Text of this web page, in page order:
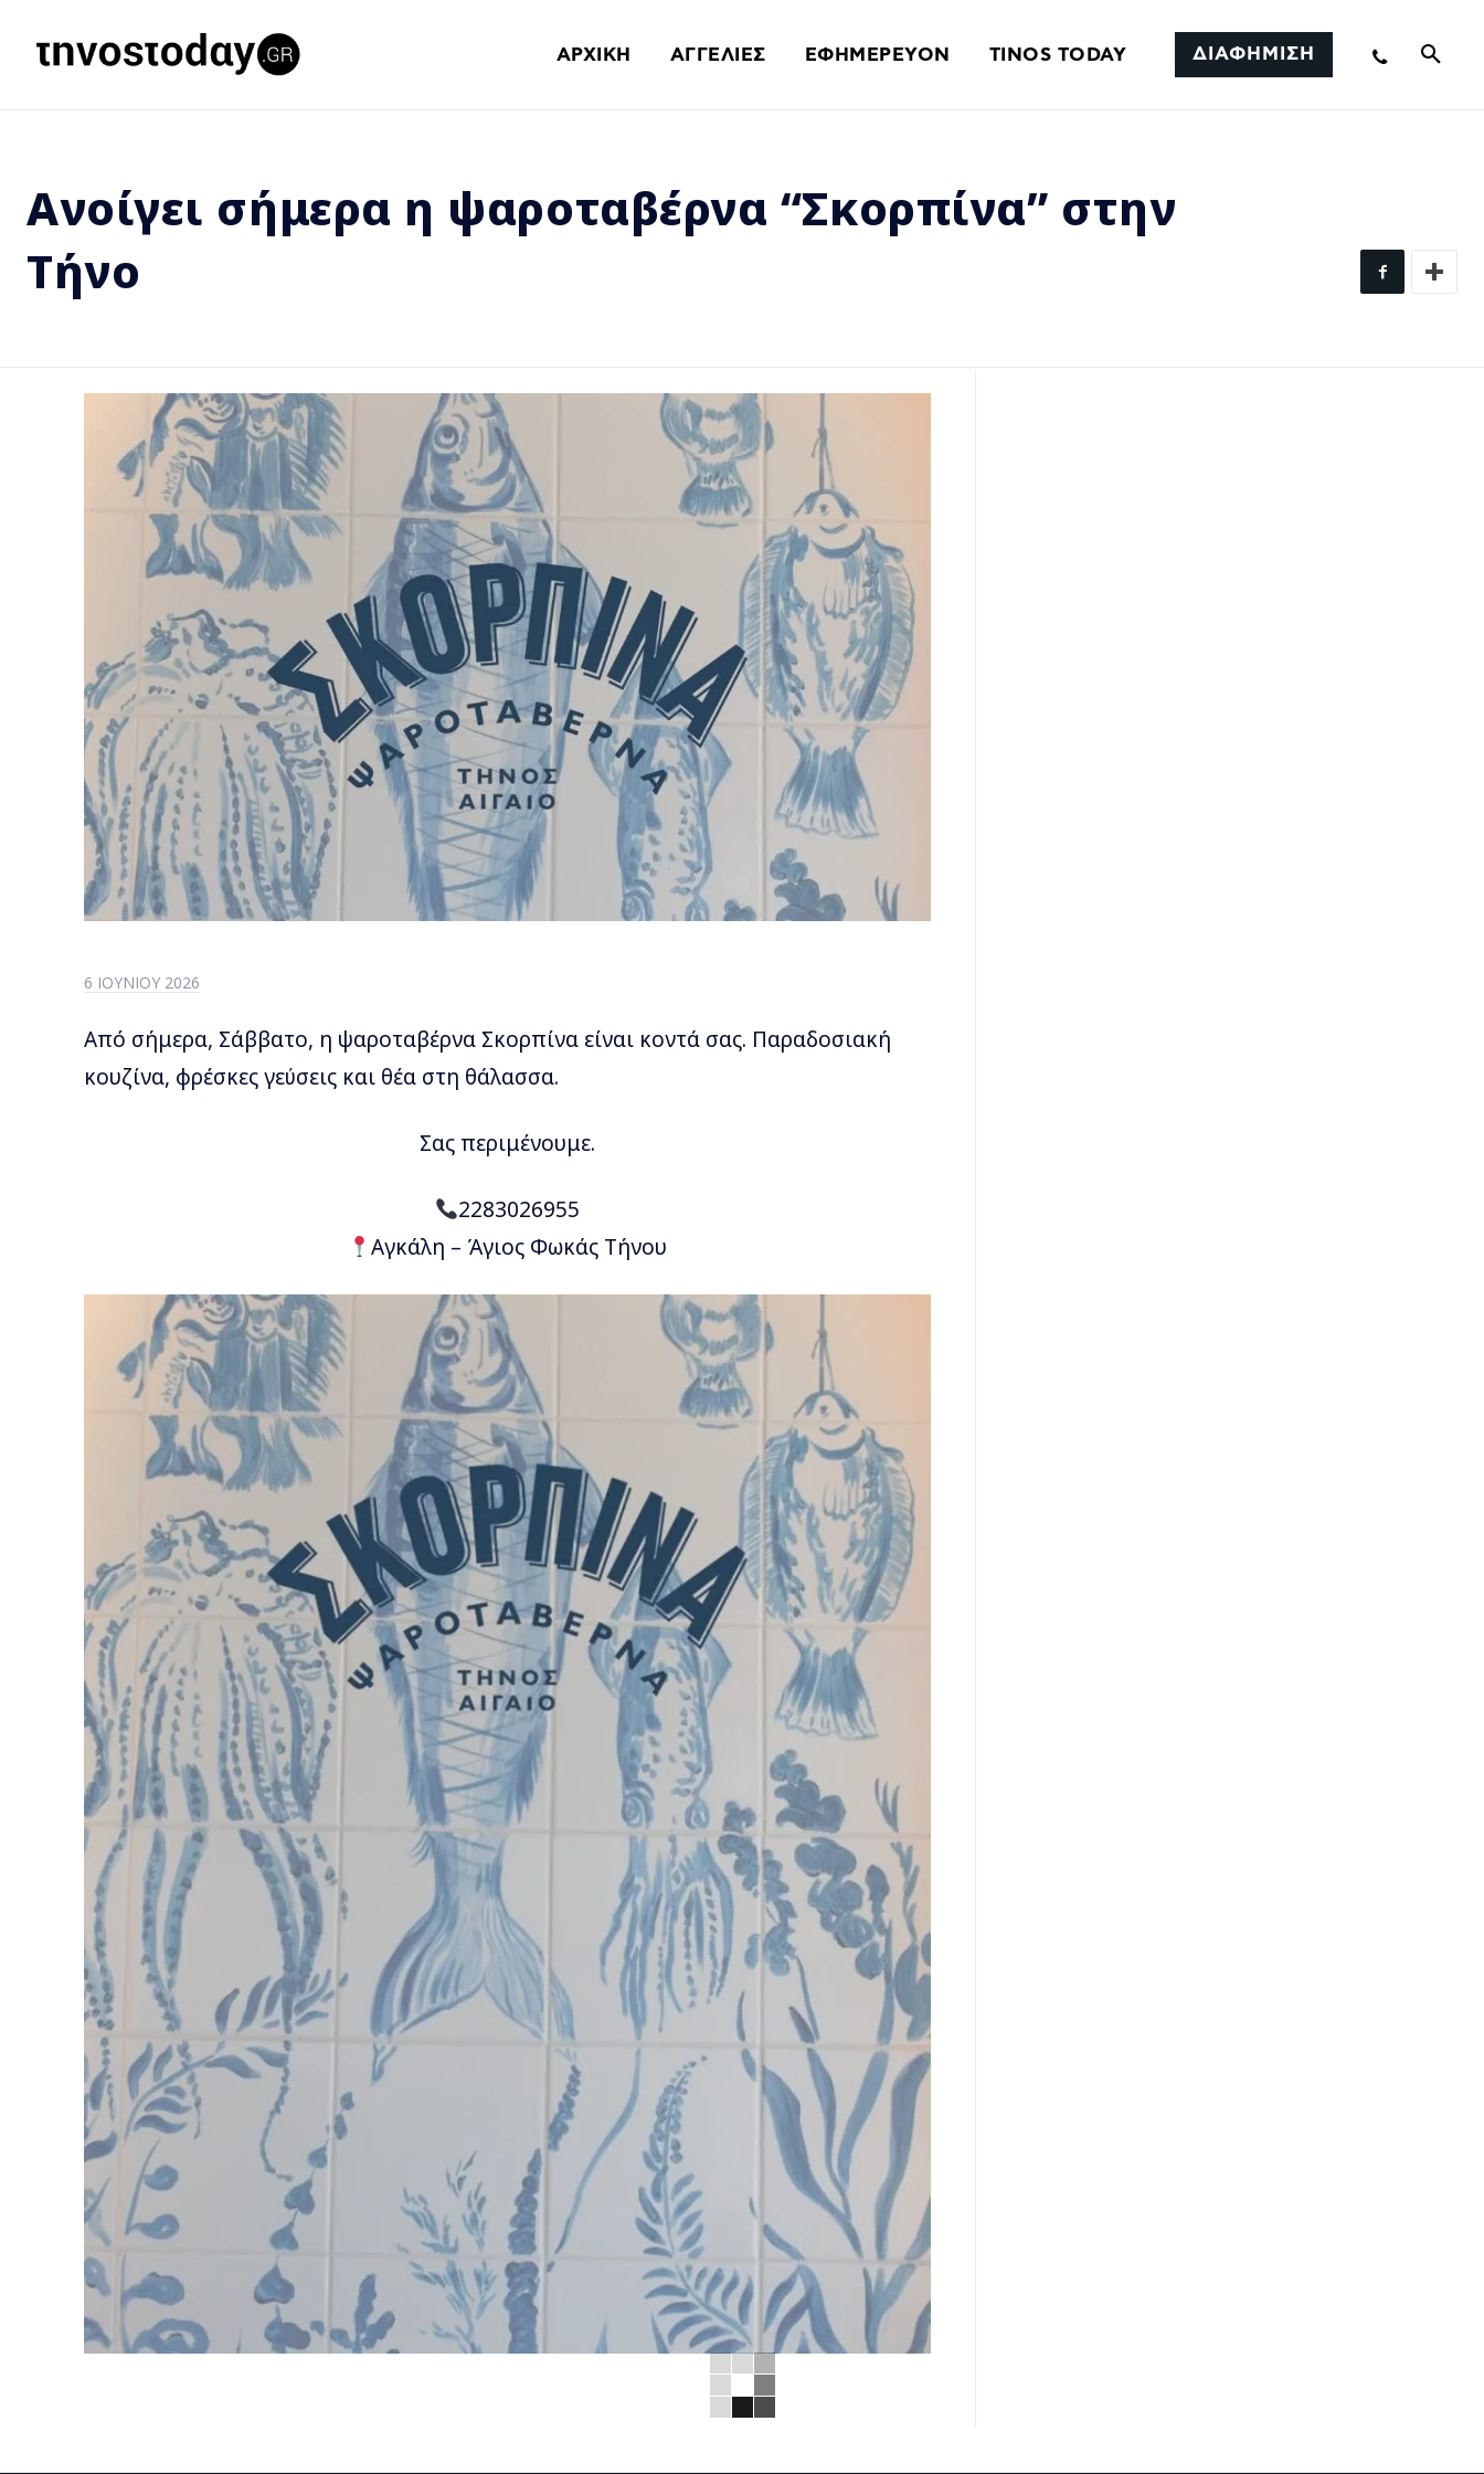
ΑΡΧΙΚΗ ΑΓΓΕΛΙΕΣ ΕΦΗΜΕΡΕΥΟΝ TINOS TODAY ΔΙΑΦΗΜΙΣΗ
Ανοίγει σήμερα η ψαροταβέρνα “Σκορπίνα” στην
Τήνο
6 ΙΟΥΝΊΟΥ 2026
Από σήμερα, Σάββατο, η ψαροταβέρνα Σκορπίνα είναι κοντά σας. Παραδοσιακή
κουζίνα, φρέσκες γεύσεις και θέα στη θάλασσα.
Σας περιμένουμε.
2283026955
Αγκάλη – Άγιος Φωκάς Τήνου